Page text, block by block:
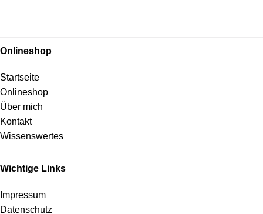
Onlineshop
Startseite
Onlineshop
Über mich
Kontakt
Wissenswertes
Wichtige Links
Impressum
Datenschutz